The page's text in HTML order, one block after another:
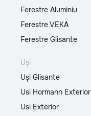
Ferestre Aluminiu
Ferestre VEKA
Ferestre Glisante
Uși
Uși Glisante
Usi Hormann Exterior
Usi Exterior